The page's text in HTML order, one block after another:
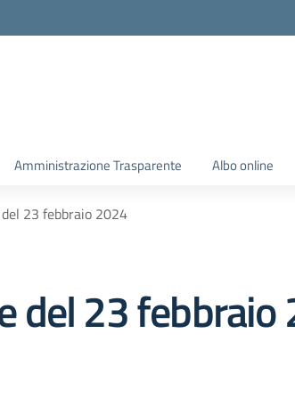
Amministrazione Trasparente Albo online
23 febbraio 2024
del 23 febbraio